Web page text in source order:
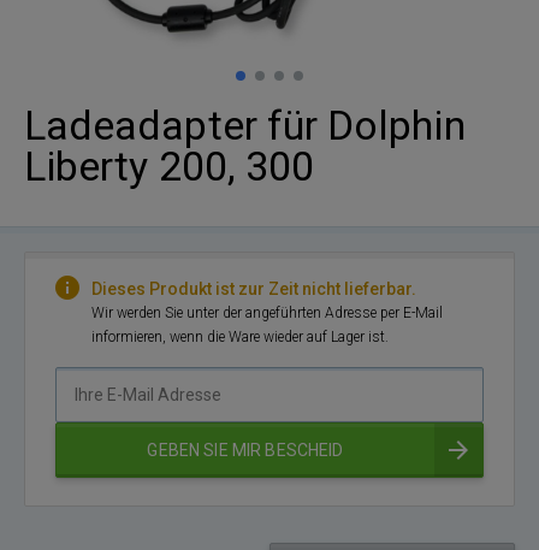
Ladeadapter für Dolphin
Liberty 200, 300
Dieses Produkt ist zur Zeit nicht lieferbar.
Wir werden Sie unter der angeführten Adresse per E-Mail
informieren, wenn die Ware wieder auf Lager ist.
GEBEN SIE MIR BESCHEID